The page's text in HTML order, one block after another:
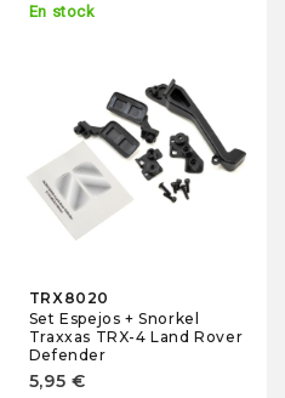
En stock
TRX8020
Set Espejos + Snorkel
Traxxas TRX-4 Land Rover
Defender
5,95 €